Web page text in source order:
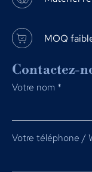
MOQ
Contactez-
Votre nom *
Votre téléphone /